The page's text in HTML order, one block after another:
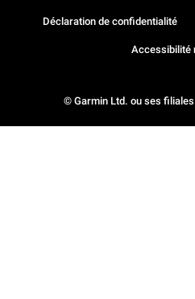
© Garmin Ltd. ou ses
Déclaration de confidentialité
Accessibilité